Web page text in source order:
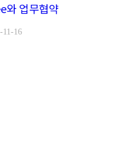
와 업무협약
11-16